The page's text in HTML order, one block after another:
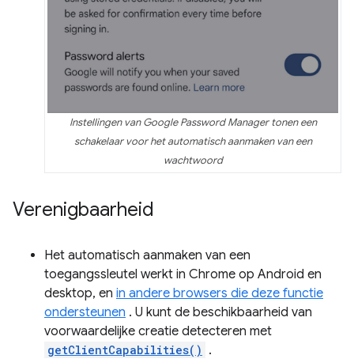
Instellingen van Google Password Manager tonen een
schakelaar voor het automatisch aanmaken van een
wachtwoord
Verenigbaarheid
Het automatisch aanmaken van een
toegangssleutel werkt in Chrome op Android en
desktop, en in andere browsers die deze functie
ondersteunen . U kunt de beschikbaarheid van
voorwaardelijke creatie detecteren met
getClientCapabilities() .